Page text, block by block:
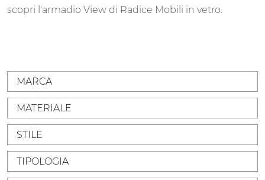
scopri l'armadio View di Radice Mobili in vetro.
MARCA
MATERIALE
STILE
TIPOLOGIA